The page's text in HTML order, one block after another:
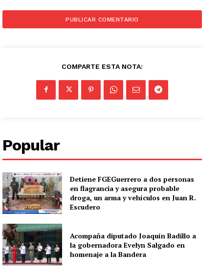
COMPARTE ESTA NOTA:
Popular
Detiene FGEGuerrero a dos personas
en flagrancia y asegura probable
droga, un arma y vehículos en Juan R.
Escudero
Acompaña diputado Joaquín Badillo a
la gobernadora Evelyn Salgado en
homenaje a la Bandera